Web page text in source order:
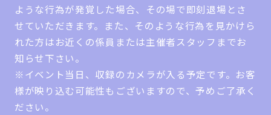
ような行為が発覚した場合、その場で即刻退場とさ
せていただきます。また、そのような行為を見かけら
れた方はお近くの係員または主催者スタッフまでお
知らせ下さい。
※イベント当日、収録のカメラが入る予定です。お客
様が映り込む可能性もございますので、予めご了承く
ださい。